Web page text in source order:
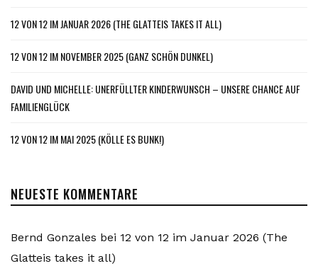
12 VON 12 IM JANUAR 2026 (THE GLATTEIS TAKES IT ALL)
12 VON 12 IM NOVEMBER 2025 (GANZ SCHÖN DUNKEL)
DAVID UND MICHELLE: UNERFÜLLTER KINDERWUNSCH – UNSERE CHANCE AUF
FAMILIENGLÜCK
12 VON 12 IM MAI 2025 (KÖLLE ES BUNK!)
NEUESTE KOMMENTARE
Bernd Gonzales bei 12 von 12 im Januar 2026 (The
Glatteis takes it all)